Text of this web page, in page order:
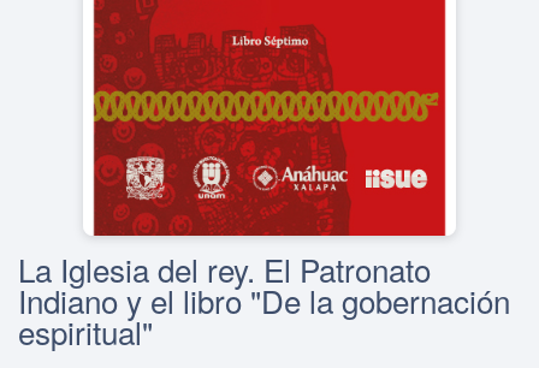
La Iglesia del rey. El Patronato
Indiano y el libro "De la gobernación
espiritual"